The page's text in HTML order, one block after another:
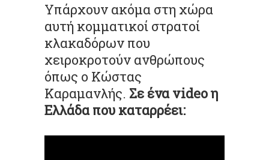
Υπάρχουν ακόμα στη χώρα
αυτή κομματικοί στρατοί
κλακαδόρων που
χειροκροτούν ανθρώπους
όπως ο Κώστας
Καραμανλής. Σε ένα video η
Ελλάδα που καταρρέει: